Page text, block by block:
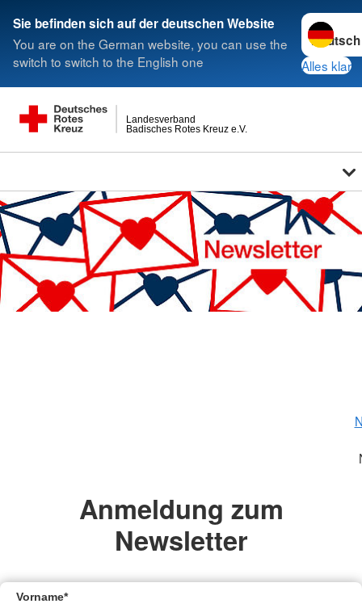
Sie befinden sich auf der deutschen Website
You are on the German website, you can use the
switch to switch to the English one
Sprache
Alles klar
Badisches Rotes Kreuz e.V.
Landesverband
Anmeldung zum
Newsletter
Vorname*